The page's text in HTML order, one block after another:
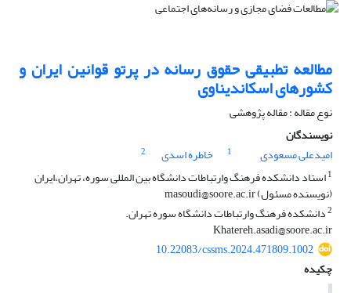
مطالعه تطبیقی حقوق رسانه در پرتو قوانین ایران و
کشورهای اسکاندیناوی
نوع مقاله : مقاله پژوهشی
نویسندگان
امیدعلی مسعودی
1 خاطره اسدی
2
1استاد دانشکده فرهنگ وارتباطات دانشگاه بین المللی سوره، تهران،ایران
(نویسنده مسئول) masoudi@soore.ac.ir
2دانشکده فرهنگ وارتباطات دانشگاه سوره تهران.
Khatereh.asadi@soore.ac.ir
10.22083/cssms.2024.471809.1002
چکیده